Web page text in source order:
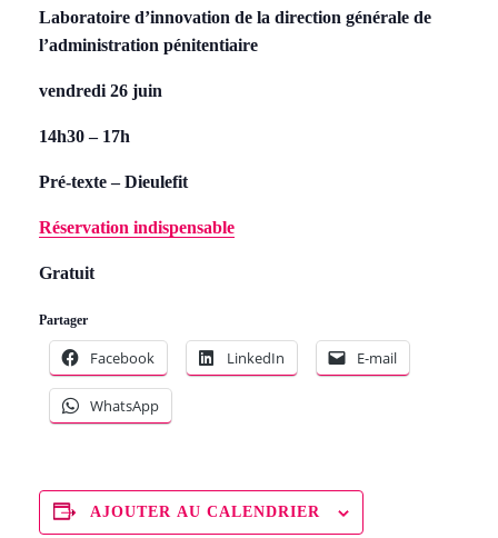
Laboratoire d’innovation de la direction générale de
l’administration pénitentiaire
vendredi 26 juin
14h30 – 17h
Pré-texte– Dieulefit
Réservation indispensable
Gratuit
Partager
Facebook LinkedIn E-mail
WhatsApp
AJOUTER AU CALENDRIER